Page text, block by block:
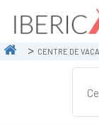
CENTRE DE